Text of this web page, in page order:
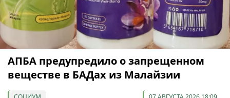
АПБА предупредило о запрещенном
веществе в БАДах из Малайзии